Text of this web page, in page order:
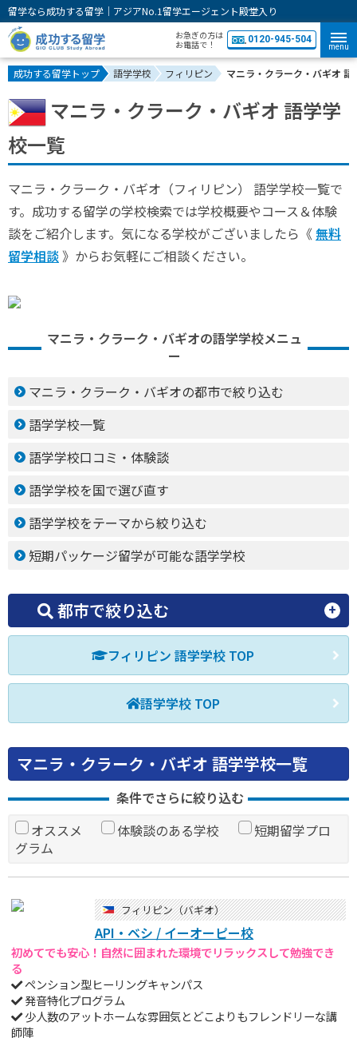
留学なら成功する留学｜アジアNo.1留学エージェント殿堂入り
お急ぎの方は
お電話で！
0120-945-504
menu
成功する留学トップ 語学学校 フィリピン マニラ・クラーク・バギオ 語
マニラ・クラーク・バギオ 語学学
校一覧
マニラ・クラーク・バギオ（フィリピン） 語学学校一覧で
す。成功する留学の学校検索では学校概要やコース＆体験
談をご紹介します。気になる学校がございましたら《 無料
留学相談 》からお気軽にご相談ください。
マニラ・クラーク・バギオの語学学校メニュ
ー
マニラ・クラーク・バギオの都市で絞り込む
語学学校一覧
語学学校口コミ・体験談
語学学校を国で選び直す
語学学校をテーマから絞り込む
短期パッケージ留学が可能な語学学校
都市で絞り込む
フィリピン 語学学校 TOP
語学学校 TOP
マニラ・クラーク・バギオ 語学学校一覧
条件でさらに絞り込む
オススメ
体験談のある学校
短期留学プロ
グラム
フィリピン（バギオ）
API・ベシ / イーオーピー校
初めてでも安心！自然に囲まれた環境でリラックスして勉強でき
る
ペンション型ヒーリングキャンパス
発音特化プログラム
少人数のアットホームな雰囲気とどこよりもフレンドリーな講
師陣